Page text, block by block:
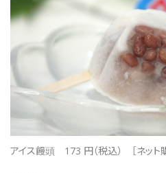
アイス饅頭 173 円（税込） ［ネッ